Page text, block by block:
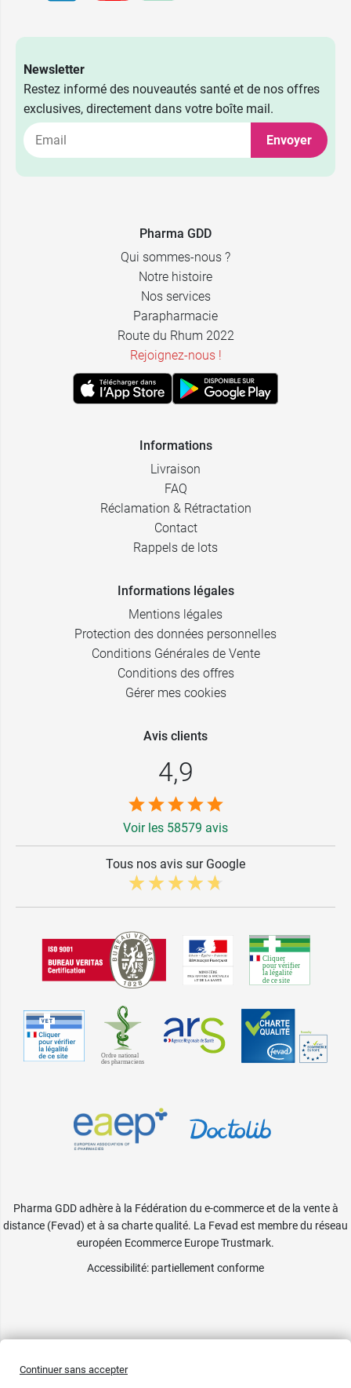
Newsletter
Restez informé des nouveautés santé et de nos offres
exclusives, directement dans votre boîte mail.
Envoyer
Pharma GDD
Qui sommes-nous ?
Notre histoire
Nos services
Parapharmacie
Route du Rhum 2022
Rejoignez-nous !
Informations
Livraison
FAQ
Réclamation & Rétractation
Contact
Rappels de lots
Informations légales
Mentions légales
Protection des données personnelles
Conditions Générales de Vente
Conditions des offres
Gérer mes cookies
Avis clients
4,9
Voir les 58579 avis
Tous nos avis sur Google
Pharma GDD adhère à la Fédération du e-commerce et de la vente à
distance (Fevad) et à sa charte qualité. La Fevad est membre du réseau
européen Ecommerce Europe Trustmark.
Accessibilité: partiellement conforme
Continuer sans accepter